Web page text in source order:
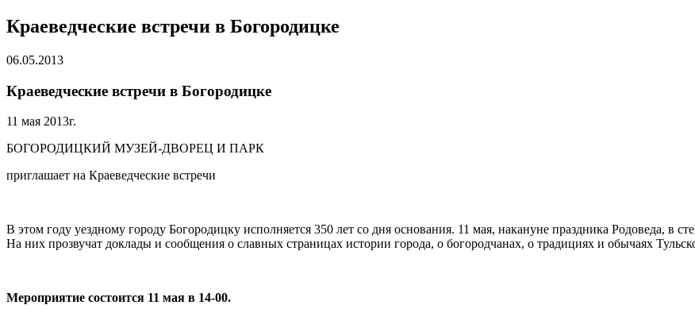
Краеведческие встречи в Богородицке
06.05.2013
Краеведческие встречи в Богородицке
11 мая 2013г.
БОГОРОДИЦКИЙ МУЗЕЙ-ДВОРЕЦ И ПАРК
приглашает на Краеведческие встречи
В этом году уездному городу Богородицку исполняется 350 лет со дня основания. 11 мая, накануне праздника Родоведа, в
На них прозвучат доклады и сообщения о славных страницах истории города, о богородчанах, о традициях и обычаях
Мероприятие состоится 11 мая в 14-00.